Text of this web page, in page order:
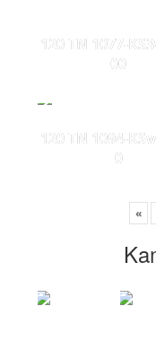
120 TN 1077-
00
120 TN 1094-
0
«